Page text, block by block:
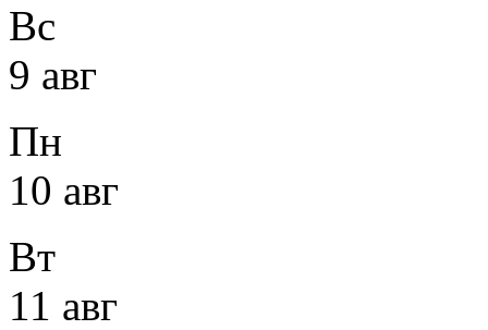
Вс
9 авг
Пн
10 авг
Вт
11 авг